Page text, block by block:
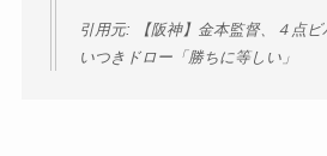
引用元: 【阪神】金本監督、４点
いつきドロー「勝ちに等しい」